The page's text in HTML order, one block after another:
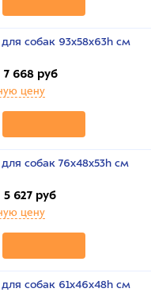
собак 93х58х63h см
7 668 руб
цену
собак 76х48х53h см
5 627 руб
цену
собак 61х46х48h см